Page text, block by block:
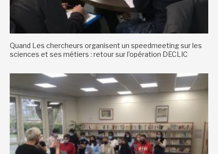
Quand Les chercheurs organisent un speedmeeting sur les
sciences et ses métiers : retour sur l’opération DECLIC